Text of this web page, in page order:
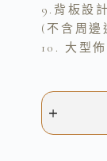
9.背板設
(不含周邊
10. 大型